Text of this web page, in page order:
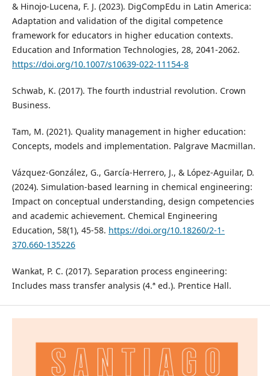
& Hinojo-Lucena, F. J. (2023). DigCompEdu in Latin America:
Adaptation and validation of the digital competence
framework for educators in higher education contexts.
Education and Information Technologies, 28, 2041-2062.
https://doi.org/10.1007/s10639-022-11154-8
Schwab, K. (2017). The fourth industrial revolution. Crown
Business.
Tam, M. (2021). Quality management in higher education:
Concepts, models and implementation. Palgrave Macmillan.
Vázquez-González, G., García-Herrero, J., & López-Aguilar, D.
(2024). Simulation-based learning in chemical engineering:
Impact on conceptual understanding, design competencies
and academic achievement. Chemical Engineering
Education, 58(1), 45-58. https://doi.org/10.18260/2-1-
370.660-135226
Wankat, P. C. (2017). Separation process engineering:
Includes mass transfer analysis (4.ª ed.). Prentice Hall.